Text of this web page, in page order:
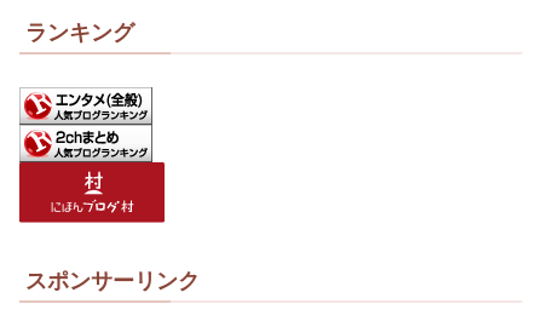
ランキング
スポンサーリンク